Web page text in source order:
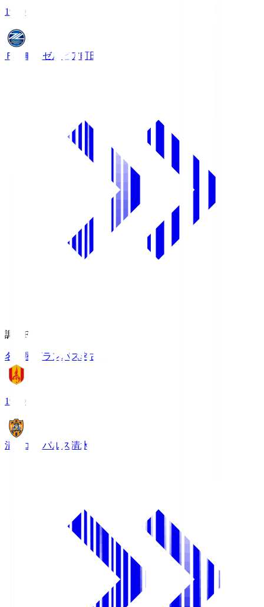
19:00
ＦＣ町田ゼルビア町田
調布FM
名古屋グランパス名古屋
19:00
清水エスパルス 清水